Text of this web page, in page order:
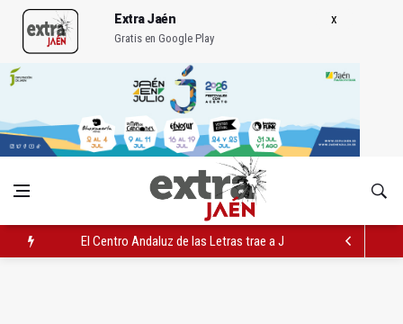
Extra Jaén
Gratis en Google Play
El Centro Andaluz de las Letras trae a Jaén al filósofo Omar